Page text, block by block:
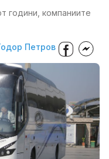
години, компаниите
Петров